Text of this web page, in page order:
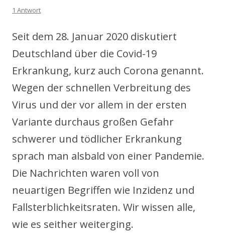
1 Antwort
Seit dem 28. Januar 2020 diskutiert
Deutschland über die Covid-19
Erkrankung, kurz auch Corona genannt.
Wegen der schnellen Verbreitung des
Virus und der vor allem in der ersten
Variante durchaus großen Gefahr
schwerer und tödlicher Erkrankung
sprach man alsbald von einer Pandemie.
Die Nachrichten waren voll von
neuartigen Begriffen wie Inzidenz und
Fallsterblichkeitsraten. Wir wissen alle,
wie es seither weiterging.